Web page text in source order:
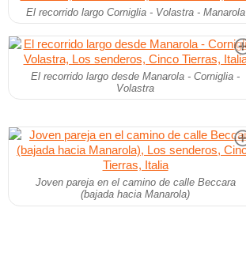
El recorrido largo Corniglia - Volastra - Manarola
El recorrido largo desde Manarola - Corniglia -
Volastra
Joven pareja en el camino de calle Beccara
(bajada hacia Manarola)